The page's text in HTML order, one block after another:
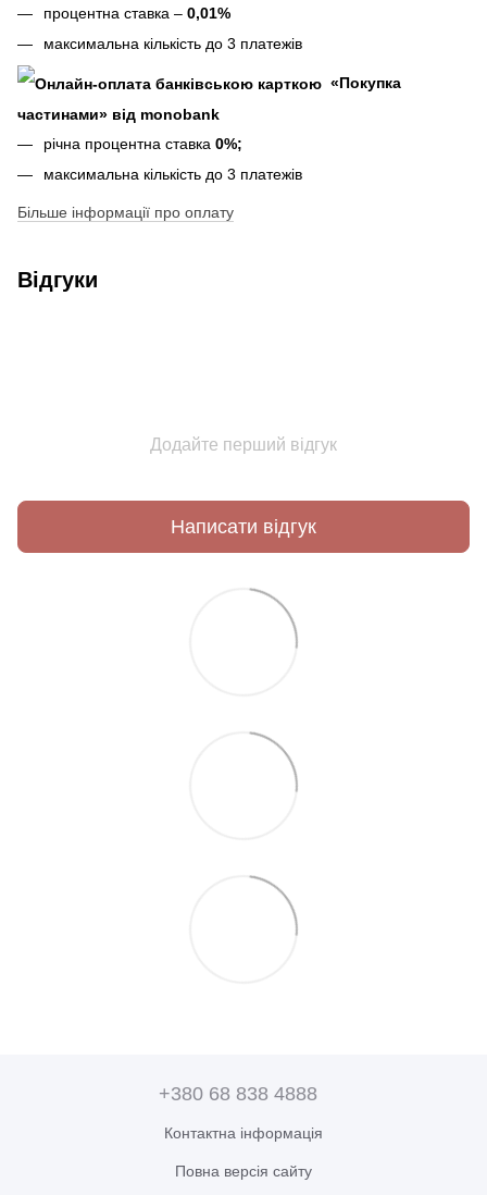
процентна ставка – 0,01%
максимальна кількість до 3 платежів
«Покупка
частинами» від monobank
річна процентна ставка 0%;
максимальна кількість до 3 платежів
Більше інформації про оплату
Відгуки
Додайте перший відгук
Написати відгук
+380 68 838 4888
Контактна інформація
Повна версія сайту